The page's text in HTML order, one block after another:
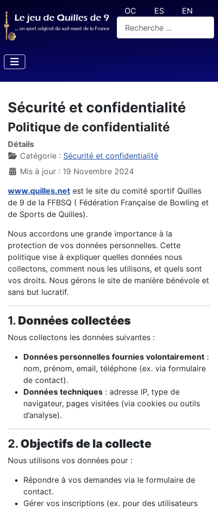
Sélectionnez votre langue
OC ES
EN
Sécurité et confidentialité
Politique de confidentialité
Détails
Catégorie : Sécurité et confidentialité
Mis à jour : 19 Novembre 2024
www.quilles.net est le site du comité sportif Quilles
de 9 de la FFBSQ ( Fédération Française de Bowling et
de Sports de Quilles).
Nous accordons une grande importance à la
protection de vos données personnelles. Cette
politique vise à expliquer quelles données nous
collectons, comment nous les utilisons, et quels sont
vos droits. Nous gérons le site de manière bénévole et
sans but lucratif.
1. Données collectées
Nous collectons les données suivantes :
Données personnelles fournies volontairement :
nom, prénom, email, téléphone (ex. via formulaire
de contact).
Données techniques : adresse IP, type de
navigateur, pages visitées (via cookies ou outils
d’analyse).
2. Objectifs de la collecte
Nous utilisons vos données pour :
Répondre à vos demandes via le formulaire de
contact.
Gérer vos inscriptions (ex. pour des utilisateurs